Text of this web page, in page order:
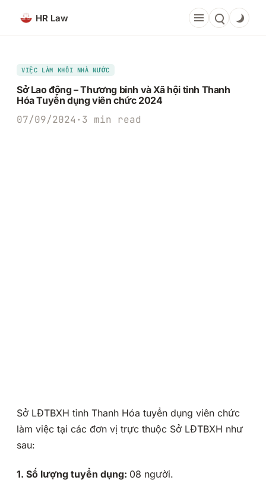
phần
dung
HR Law
VIỆC LÀM KHỐI NHÀ NƯỚC
Sở Lao động – Thương binh và Xã hội tỉnh Thanh
Hóa Tuyển dụng viên chức 2024
07/09/2024 · 3 min read
Sở LĐTBXH tỉnh Thanh Hóa tuyển dụng viên chức
làm việc tại các đơn vị trực thuộc Sở LĐTBXH như
sau:
1. Số lượng tuyển dụng: 08 người.